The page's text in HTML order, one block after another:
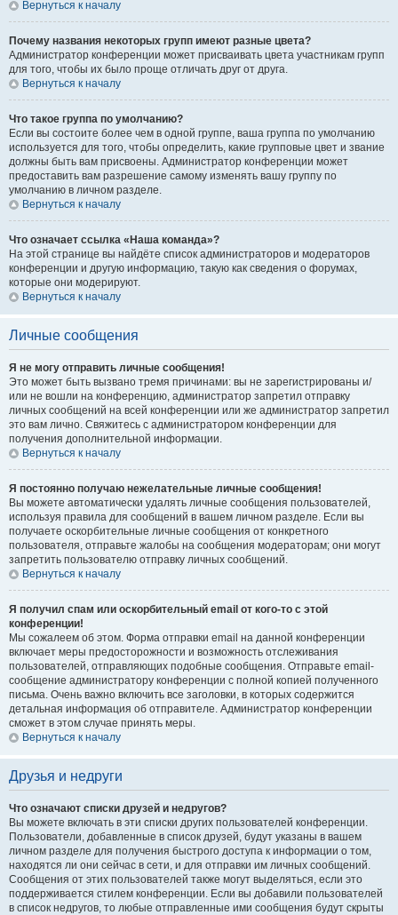
Вернуться к началу
Почему названия некоторых групп имеют разные цвета?
Администратор конференции может присваивать цвета участникам групп
для того, чтобы их было проще отличать друг от друга.
Вернуться к началу
Что такое группа по умолчанию?
Если вы состоите более чем в одной группе, ваша группа по умолчанию
используется для того, чтобы определить, какие групповые цвет и звание
должны быть вам присвоены. Администратор конференции может
предоставить вам разрешение самому изменять вашу группу по
умолчанию в личном разделе.
Вернуться к началу
Что означает ссылка «Наша команда»?
На этой странице вы найдёте список администраторов и модераторов
конференции и другую информацию, такую как сведения о форумах,
которые они модерируют.
Вернуться к началу
Личные сообщения
Я не могу отправить личные сообщения!
Это может быть вызвано тремя причинами: вы не зарегистрированы и/
или не вошли на конференцию, администратор запретил отправку
личных сообщений на всей конференции или же администратор запретил
это вам лично. Свяжитесь с администратором конференции для
получения дополнительной информации.
Вернуться к началу
Я постоянно получаю нежелательные личные сообщения!
Вы можете автоматически удалять личные сообщения пользователей,
используя правила для сообщений в вашем личном разделе. Если вы
получаете оскорбительные личные сообщения от конкретного
пользователя, отправьте жалобы на сообщения модераторам; они могут
запретить пользователю отправку личных сообщений.
Вернуться к началу
Я получил спам или оскорбительный email от кого-то с этой
конференции!
Мы сожалеем об этом. Форма отправки email на данной конференции
включает меры предосторожности и возможность отслеживания
пользователей, отправляющих подобные сообщения. Отправьте email-
сообщение администратору конференции с полной копией полученного
письма. Очень важно включить все заголовки, в которых содержится
детальная информация об отправителе. Администратор конференции
сможет в этом случае принять меры.
Вернуться к началу
Друзья и недруги
Что означают списки друзей и недругов?
Вы можете включать в эти списки других пользователей конференции.
Пользователи, добавленные в список друзей, будут указаны в вашем
личном разделе для получения быстрого доступа к информации о том,
находятся ли они сейчас в сети, и для отправки им личных сообщений.
Сообщения от этих пользователей также могут выделяться, если это
поддерживается стилем конференции. Если вы добавили пользователей
в список недругов, то любые отправленные ими сообщения будут скрыты